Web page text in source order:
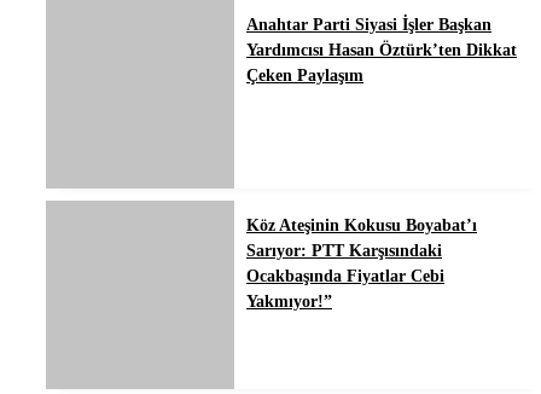
Anahtar Parti Siyasi İşler Başkan
Yardımcısı Hasan Öztürk’ten Dikkat
Çeken Paylaşım
Köz Ateşinin Kokusu Boyabat’ı
Sarıyor: PTT Karşısındaki
Ocakbaşında Fiyatlar Cebi
Yakmıyor!”